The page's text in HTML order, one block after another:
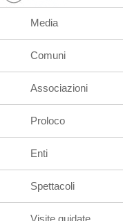
Media
Comuni
Associazioni
Proloco
Enti
Spettacoli
Visite guidate